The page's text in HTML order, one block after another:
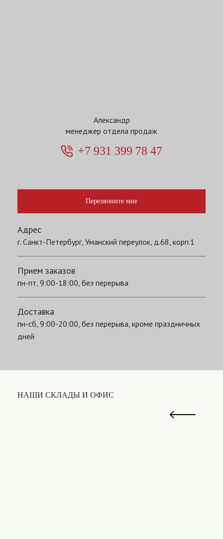
Александр
менеджер отдела продаж
+7 931 399 78 47
Перезвоните мне
Адрес
г. Санкт-Петербург, Уманский переулок, д.68, корп.1
Прием заказов
пн-пт, 9:00-18:00, без перерыва
Доставка
пн-сб, 9:00-20:00, без перерыва, кроме праздничных
дней
НАШИ СКЛАДЫ И ОФИС